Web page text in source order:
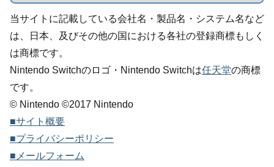
当サイトに記載している会社名・製品名・システム名など
は、日本、及びその他の国における各社の登録商標もしく
は商標です。
Nintendo Switchのロゴ・Nintendo Switchは任天堂の商標
です。
© Nintendo ©2017 Nintendo
■サイト概要
■プライバシーポリシー
■メールフォーム